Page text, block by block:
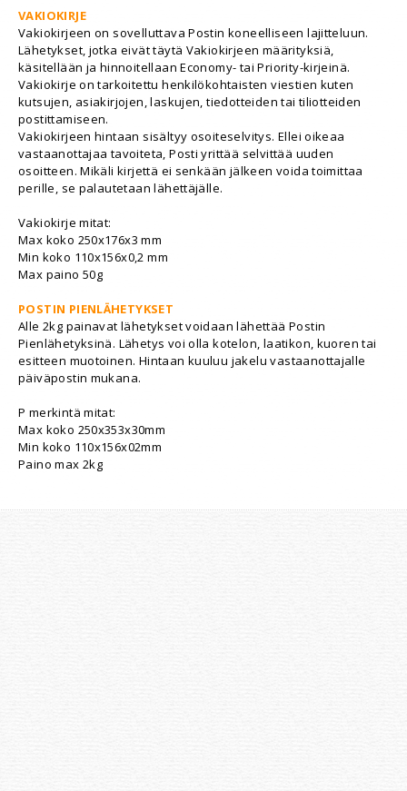
VAKIOKIRJE
Vakiokirjeen on sovelluttava Postin koneelliseen lajitteluun.
Lähetykset, jotka eivät täytä Vakiokirjeen määrityksiä,
käsitellään ja hinnoitellaan Economy- tai Priority-kirjeinä.
Vakiokirje on tarkoitettu henkilökohtaisten viestien kuten
kutsujen, asiakirjojen, laskujen, tiedotteiden tai tiliotteiden
postittamiseen.
Vakiokirjeen hintaan sisältyy osoiteselvitys. Ellei oikeaa
vastaanottajaa tavoiteta, Posti yrittää selvittää uuden
osoitteen. Mikäli kirjettä ei senkään jälkeen voida toimittaa
perille, se palautetaan lähettäjälle.
Vakiokirje mitat:
Max koko 250x176x3 mm
Min koko 110x156x0,2 mm
Max paino 50g
POSTIN PIENLÄHETYKSET
Alle 2kg painavat lähetykset voidaan lähettää Postin
Pienlähetyksinä. Lähetys voi olla kotelon, laatikon, kuoren tai
esitteen muotoinen. Hintaan kuuluu jakelu vastaanottajalle
päiväpostin mukana.
P merkintä mitat:
Max koko 250x353x30mm
Min koko 110x156x02mm
Paino max 2kg